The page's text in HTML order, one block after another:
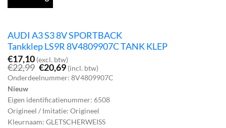
AUDI A3 S3 8V SPORTBACK
Tankklep LS9R 8V4809907C TANK KLEP
€17,10 (excl. btw)
€22,99 Oorspronkelijke
prijs
€20,69Huidige
prijs
(incl. btw)
Onderdeelnummer: 8V4809907C
Nieuw
Eigen identificatienummer: 6508
Origineel / Imitatie: Origineel
Kleurnaam: GLETSCHERWEISS